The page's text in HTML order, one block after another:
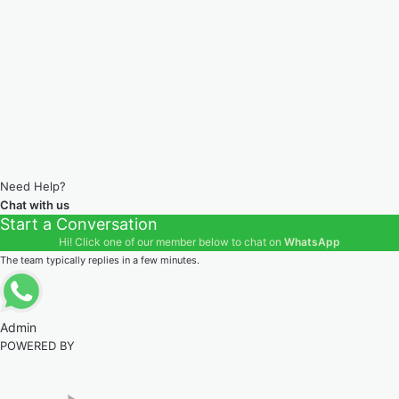
Need Help?
Chat with us
Start a Conversation
Hi! Click one of our member below to chat on WhatsApp
The team typically replies in a few minutes.
Admin
POWERED BY